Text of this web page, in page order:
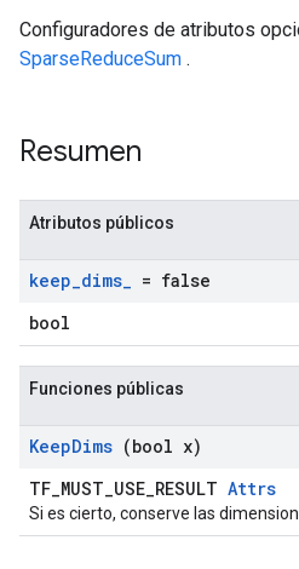
Configuradores de atributos
SparseReduceSum .
Resumen
Atributos públicos
keep_dims_ = false
bool
Funciones públicas
KeepDims (bool x)
TF_MUST_USE_RESULT Attrs
Si es cierto, conserve las